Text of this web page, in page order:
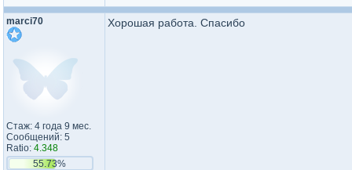
marci70
Стаж: 4 года 9 мес.
Сообщений: 5
Ratio: 4.348
55.73%
Хорошая работа. Спасибо